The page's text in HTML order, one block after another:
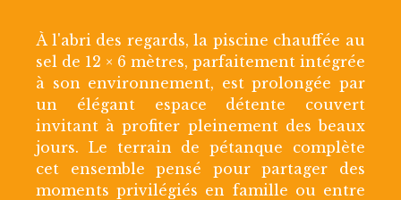
À l'abri des regards, la piscine chauffée au
sel de 12 × 6 mètres, parfaitement intégrée
à son environnement, est prolongée par
un élégant espace détente couvert
invitant à profiter pleinement des beaux
jours. Le terrain de pétanque complète
cet ensemble pensé pour partager des
moments privilégiés en famille ou entre